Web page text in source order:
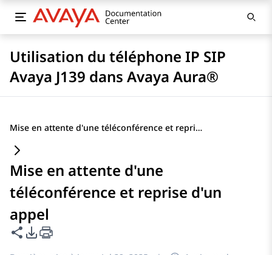
Utilisation du téléphone IP SIP
Avaya J139 dans Avaya Aura®
Mise en attente d'une téléconférence et reprise d'un appel
Mise en attente d'une
téléconférence et reprise d'un
appel
Partager cette page
Options d'exportation PDF